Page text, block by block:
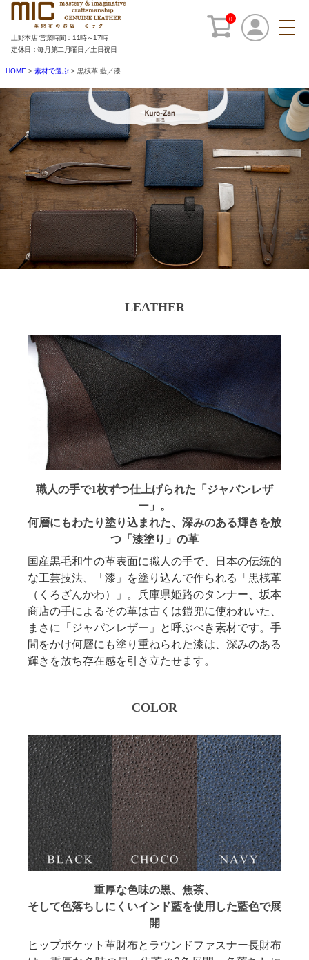
0
上野本店 営業時間：11時～17時
定休日：毎月第二月曜日／土日祝日
HOME 素材で選ぶ 黒桟革 藍／漆
LEATHER
職人の手で1枚ずつ仕上げられた「ジャパンレザ
ー」。
何層にもわたり塗り込まれた、 深みのある輝きを放
つ「漆塗り」の革
国産黒毛和牛の革表面に職人の手で、日本の伝統的
な工芸技法、「漆」を塗り込んで作られる「黒桟革
（くろざんかわ）」。兵庫県姫路のタンナー、坂本
商店の手によるその革は古くは鎧兜に使われいた、
まさに「ジャパンレザー」と呼ぶべき素材です。手
間をかけ何層にも塗り重ねられた漆は、深みのある
輝きを放ち存在感を引き立たせます。
COLOR
重厚な色味の黒、焦茶、
そして色落ちしにくいインド藍を使用した藍色で展
開
ヒップポケット革財布とラウンドファスナー長財布